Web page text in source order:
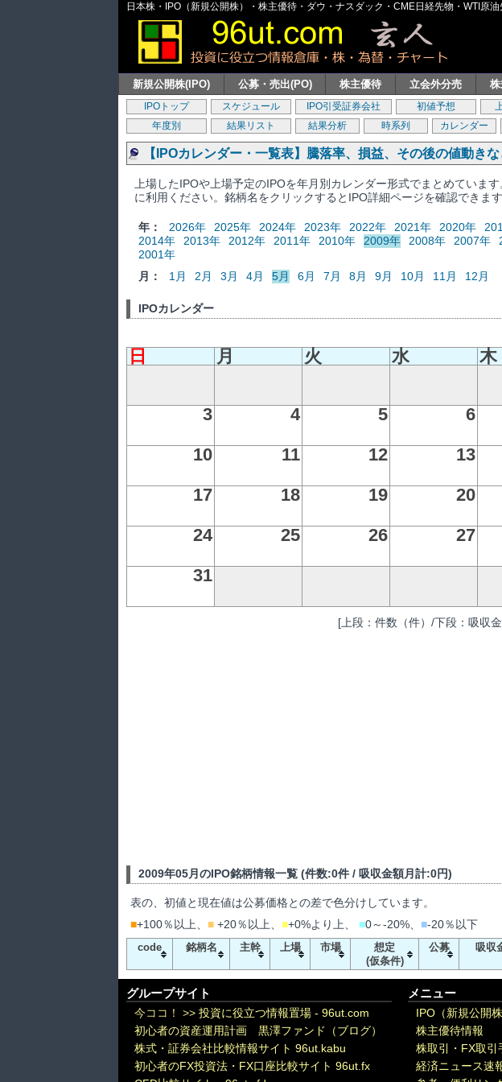
日本株・IPO（新規公開株）・株主優待・ダウ・ナスダック・CME日経先物・WTI原
新規公開株(IPO) 公募・売出(PO) 株主優待 立会外分売
IPOトップ スケジュール IPO引受証券会社 初値予想
年度別
結果リスト 結果分析 時系列 カレンダー
【IPOカレンダー・一覧表】騰落率、損益、その後の値動き
上場したIPOや上場予定のIPOを年月別カレンダー形式でまとめていま
に利用ください。銘柄名をクリックするとIPO詳細ページを確認できます
年： 2026年 2025年 2024年 2023年 2022年 2021年 2020年
2014年
2013年 2012年 2011年 2010年 2009年 2008年 2007年
2001年
月：
1月 2月 3月 4月 5月 6月 7月 8月 9月 10月 11月 12月
IPOカレンダー
日 月 火 水 木
3
4 5 6
10
11 12 13
17
18 19 20
24
25 26 27
31
[上段：件数（件）/下段：吸収
2009年05月のIPO銘柄情報一覧 (件数:0件 / 吸収金額月計:0円)
表の、初値と現在値は公募価格との差で色分けしています。
■+100％以上、 ■ +20％以上、 ■+0%より上、 ■0～-20%、 ■-20％以下
code 銘柄名 主幹 上場 市場
想定
(仮条件)
公募 吸収
グループサイト
今ココ！ >> 投資に役立つ情報置場 - 96ut.com
初心者の資産運用計画 黒澤ファンド（ブログ）
株式・証券会社比較情報サイト 96ut.kabu
初心者のFX投資法・FX口座比較サイト 96ut.fx
メニュー
IPO（新規公開
株主優待情報
株取引・FX取引
経済ニュース速